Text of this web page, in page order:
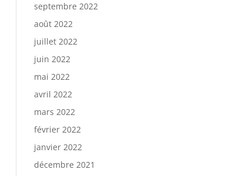
septembre 2022
août 2022
juillet 2022
juin 2022
mai 2022
avril 2022
mars 2022
février 2022
janvier 2022
décembre 2021